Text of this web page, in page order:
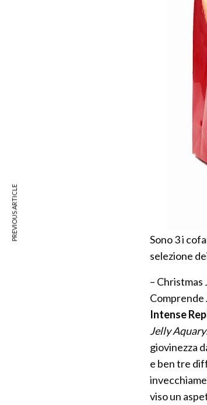
Sono 3 i
selezione
– Christmas
Comprende
Intense
Jelly
giovinezza
e ben tre
viso un
PREVIOUS ARTICLE